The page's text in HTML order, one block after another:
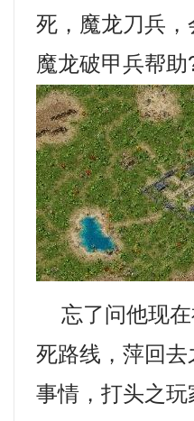
死，魔龙刀兵
魔龙破甲兵帮助
忘了问他现在
死路线，萍回
事情，打头之